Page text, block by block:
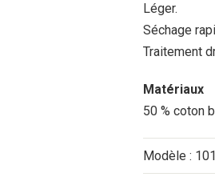
Léger.
Séchage
Traitement
Matériaux
50 % coton
Modèle :